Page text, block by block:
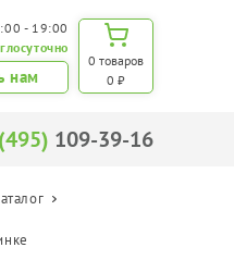
- 19:00
нам
0 товаров
0 ₽
109-39-16